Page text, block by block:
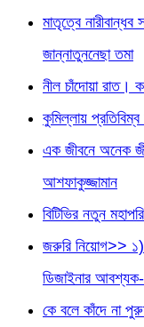
মাতৃত্বে
জান্নাতুননেছা তমা
নীল চাঁদোয়া রাত।
কুমিল্লায়
এক জীবনে অনেক
আশফাকুজ্জামান
বিটিভির নতুন
জরুরি নিয়োগ>> ১)
ডিজাইনার
কে বলে কাঁদে না